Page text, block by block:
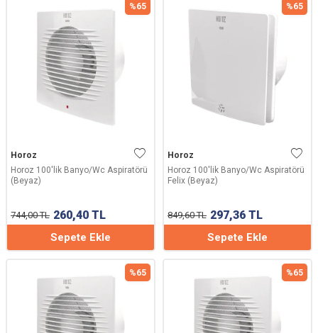
%65
Horoz
Horoz 100'lik Banyo/Wc Aspiratörü
(Beyaz)
744,00TL 260,40 TL
Sepete Ekle
%65
Horoz
Horoz 100'lik Banyo/Wc Aspiratörü
Felix (Beyaz)
849,60TL 297,36 TL
Sepete Ekle
%65 %65